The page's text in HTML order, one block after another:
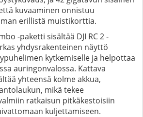
kuvaaminen onnistuu
erillistä muistikorttia.
-paketti sisältää DJI RC 2 -
yhdysrakenteinen näyttö
kytkemiselle ja helpottaa
auringonvalossa. Kattava
yhteensä kolme akkua,
mikä tekee
ratkaisun pitkäkestoisiin
kuljettamiseen.